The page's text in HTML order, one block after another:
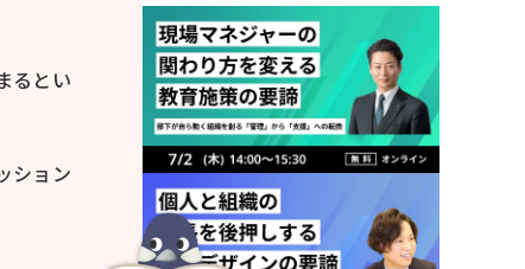
るとい
ション